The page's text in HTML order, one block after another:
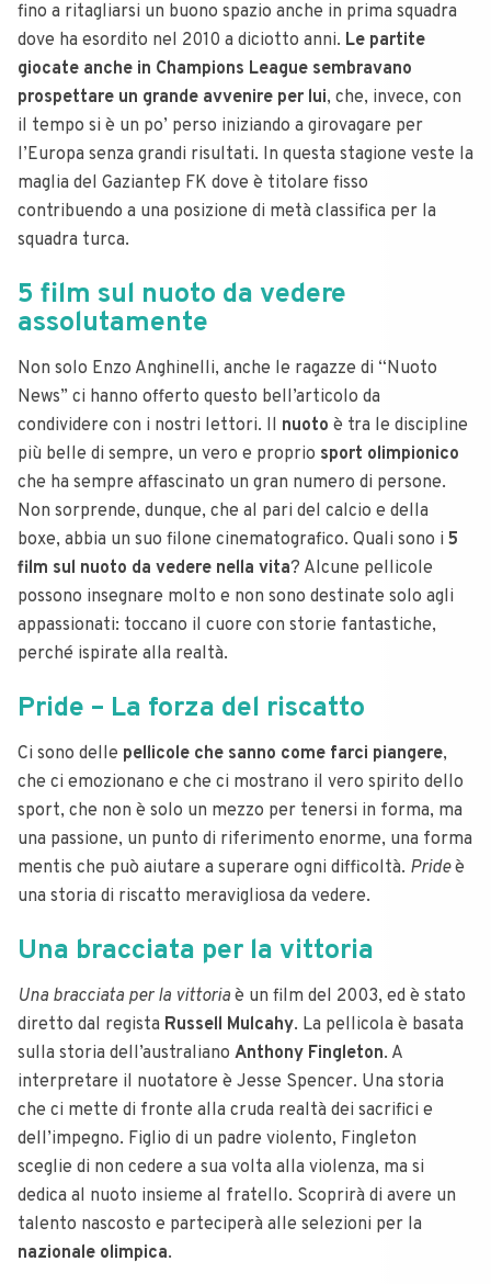
fino a ritagliarsi un buono spazio anche in prima squadra
dove ha esordito nel 2010 a diciotto anni. Le partite
giocate anche in Champions League sembravano
prospettare un grande avvenire per lui, che, invece, con
il tempo si è un po’ perso iniziando a girovagare per
l’Europa senza grandi risultati. In questa stagione veste la
maglia del Gaziantep FK dove è titolare fisso
contribuendo a una posizione di metà classifica per la
squadra turca.
5 film sul nuoto da vedere
assolutamente
Non solo Enzo Anghinelli, anche le ragazze di “Nuoto
News” ci hanno offerto questo bell’articolo da
condividere con i nostri lettori. Il nuoto è tra le discipline
più belle di sempre, un vero e proprio sport olimpionico
che ha sempre affascinato un gran numero di persone.
Non sorprende, dunque, che al pari del calcio e della
boxe, abbia un suo filone cinematografico. Quali sono i 5
film sul nuoto da vedere nella vita? Alcune pellicole
possono insegnare molto e non sono destinate solo agli
appassionati: toccano il cuore con storie fantastiche,
perché ispirate alla realtà.
Pride – La forza del riscatto
Ci sono delle pellicole che sanno come farci piangere,
che ci emozionano e che ci mostrano il vero spirito dello
sport, che non è solo un mezzo per tenersi in forma, ma
una passione, un punto di riferimento enorme, una forma
mentis che può aiutare a superare ogni difficoltà. Prideè
una storia di riscatto meravigliosa da vedere.
Una bracciata per la vittoria
Una bracciata per la vittoria è un film del 2003, ed è stato
diretto dal regista Russell Mulcahy. La pellicola è basata
sulla storia dell’australiano Anthony Fingleton. A
interpretare il nuotatore è Jesse Spencer. Una storia
che ci mette di fronte alla cruda realtà dei sacrifici e
dell’impegno. Figlio di un padre violento, Fingleton
sceglie di non cedere a sua volta alla violenza, ma si
dedica al nuoto insieme al fratello. Scoprirà di avere un
talento nascosto e parteciperà alle selezioni per la
nazionale olimpica.